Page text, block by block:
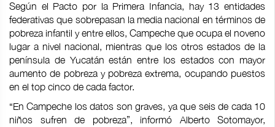
Según el Pacto por la Primera Infancia, hay 13 entidades
federativas que sobrepasan la media nacional en términos de
pobreza infantil y entre ellos, Campeche que ocupa el noveno
lugar a nivel nacional, mientras que los otros estados de la
península de Yucatán están entre los estados con mayor
aumento de pobreza y pobreza extrema, ocupando puestos
en el top cinco de cada factor.
“En Campeche los datos son graves, ya que seis de cada 10
niños sufren de pobreza”, informó Alberto Sotomayor,